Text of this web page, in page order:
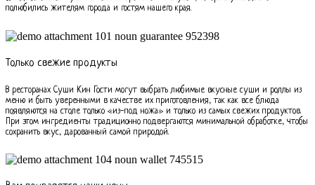
полюбились жителям города и гостям нашего края.
Только свежие продукты
В ресторанах Суши Кин Гости могут выбрать любимые вкусные суши и роллы из
меню и быть уверенными в качестве их приготовления, так как все блюда
появляются на столе только «из-под ножа» и только из самых свежих продуктов.
При этом ингредиенты традиционно подвергаются минимальной обработке, чтобы
сохранить вкус, дарованный самой природой.